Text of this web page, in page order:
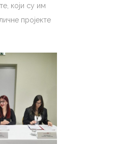
који су им
пројекте